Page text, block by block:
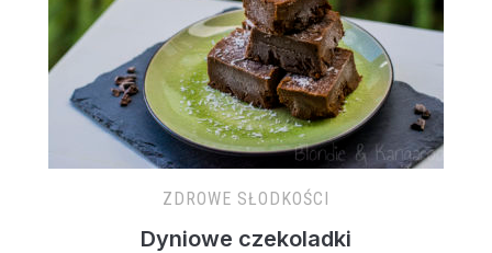
ZDROWE SŁODKOŚCI
Dyniowe czekoladki